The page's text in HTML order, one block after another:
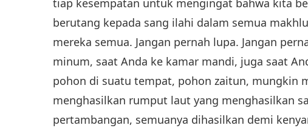
tiap kesempatan untuk mengingat bahwa kita
berutang kepada sang ilahi dalam semua
mereka semua. Jangan pernah lupa. Jangan
minum, saat Anda ke kamar mandi, juga saat
pohon di suatu tempat, pohon zaitun, mungkin
menghasilkan rumput laut yang menghasilkan
pertambangan, semuanya dihasilkan demi